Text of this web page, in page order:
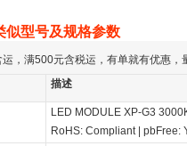
似型号及规格参数
，满500元含税运，有单就有优惠，
描述
LED MODULE XP-G3
RoHS: Compliant pbFree: